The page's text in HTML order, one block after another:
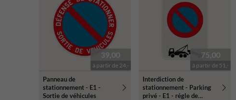
39,00
à partir de 24,-
Panneau de
stationnement - E1 -
Sortie de véhicules
75,00
à partir de 51,-
Interdiction de
stationnement - Parking
privé - E1 - régle de